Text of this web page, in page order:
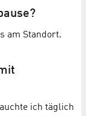
am Standort.
ich täglich